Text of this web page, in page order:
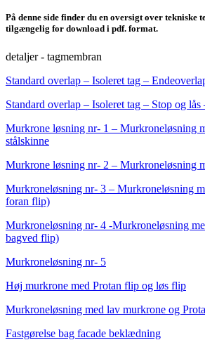
På denne side finder du en oversigt over tekniske
tilgængelig for download i pdf. format.
detaljer - tagmembran
Standard overlap – Isoleret tag –
Standard overlap – Isoleret tag – Stop og lås
Murkrone løsning nr- 1 – Murkroneløsning
stålskinne
Murkrone løsning nr- 2 – Murkroneløsning
Murkroneløsning nr- 3 – Murkroneløsning
foran flip)
Murkroneløsning nr- 4 -Murkroneløsning
bagved flip)
Murkroneløsning nr- 5
Høj murkrone med Protan flip og løs flip
Murkroneløsning med lav murkrone og
Fastgørelse bag facade beklædning